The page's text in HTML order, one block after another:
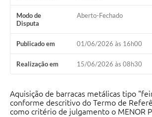
Modo de
Disputa
Aberto-Fechado
Publicado em 01/06/2026 às 16h00
Realização em 15/06/2026 às 08h30
Aquisição de barracas metálicas tipo
conforme descritivo do Termo de
como critério de julgamento o MENOR